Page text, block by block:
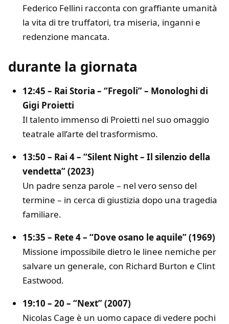
Federico Fellini racconta con graffiante umanità
la vita di tre truffatori, tra miseria, inganni e
redenzione mancata.
durante la giornata
12:45 – Rai Storia – “Fregoli” – Monologhi di
Gigi Proietti
Il talento immenso di Proietti nel suo omaggio
teatrale all’arte del trasformismo.
13:50 – Rai 4 – “Silent Night – Il silenzio della
vendetta” (2023)
Un padre senza parole – nel vero senso del
termine – in cerca di giustizia dopo una tragedia
familiare.
15:35 – Rete 4 – “Dove osano le aquile” (1969)
Missione impossibile dietro le linee nemiche per
salvare un generale, con Richard Burton e Clint
Eastwood.
19:10 – 20 – “Next” (2007)
Nicolas Cage è un uomo capace di vedere pochi